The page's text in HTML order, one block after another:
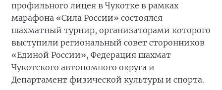
профильного лицея в Чукотке в рамках
марафона «Сила России» состоялся
шахматный турнир, организаторами которого
выступили региональный совет сторонников
«Единой России», Федерация шахмат
Чукотского автономного округа и
Департамент физической культуры и спорта.